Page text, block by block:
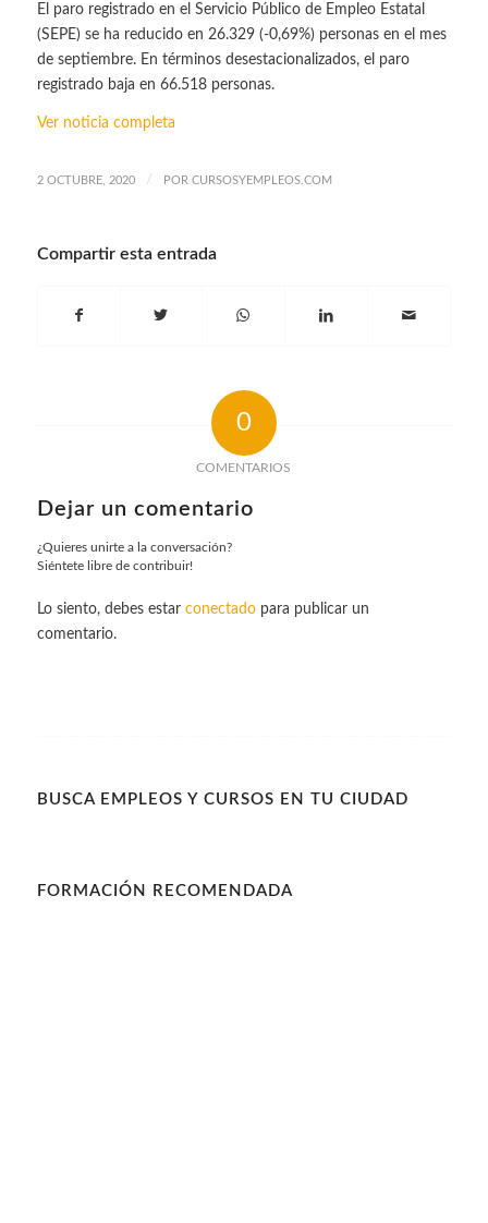
El paro registrado en el Servicio Público de Empleo Estatal
(SEPE) se ha reducido en 26.329 (-0,69%) personas en el mes
de septiembre. En términos desestacionalizados, el paro
registrado baja en 66.518 personas.
Ver noticia completa
2 OCTUBRE, 2020 / POR CURSOSYEMPLEOS.COM
Compartir esta entrada
0
COMENTARIOS
Dejar un comentario
¿Quieres unirte a la conversación?
Siéntete libre de contribuir!
Lo siento, debes estar conectadopara publicar un
comentario.
BUSCA EMPLEOS Y CURSOS EN TU CIUDAD
FORMACIÓN RECOMENDADA